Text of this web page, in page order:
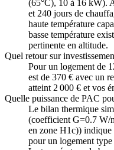
(65°C), 10 à 16 kW).
et 240 jours de
haute température
basse température
pertinente en altitude.
Quel retour sur
Pour un logement de
est de 370 € avec un
atteint 2 000 € et vos
Quelle puissance de PAC
Le bilan thermique
(coefficient G=0.7 W/
en zone H1c)) indique
pour un logement